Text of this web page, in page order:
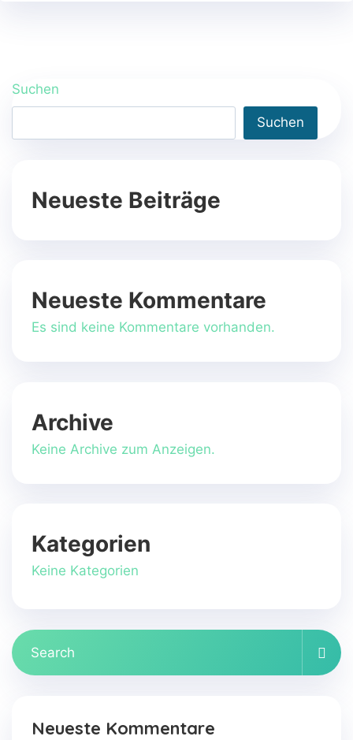
Suchen
Suchen
Neueste Beiträge
Neueste Kommentare
Es sind keine Kommentare vorhanden.
Archive
Keine Archive zum Anzeigen.
Kategorien
Keine Kategorien
for:
Neueste Kommentare